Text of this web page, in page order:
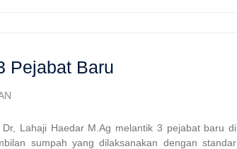
Pejabat Baru
Lahaji Haedar M.Ag melantik 3 pejabat baru di
sumpah yang dilaksanakan dengan standar